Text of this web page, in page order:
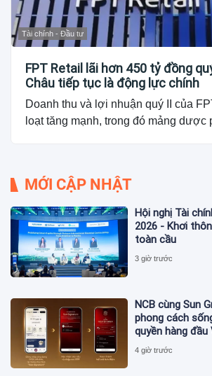
Tài chính - Đầu tư
FPT Retail lãi hơn 450 tỷ đồng
Châu tiếp tục là động lực chính
Doanh thu và lợi nhuận quý II của
loạt tăng mạnh, trong đó mảng dược
MỚI CẬP NHẬT
Hội nghị Tài
2026 - Khơi
toàn cầu
3 giờ trước
NCB cùng Sun
phong cách
quyền hàng đầu
4 giờ trước